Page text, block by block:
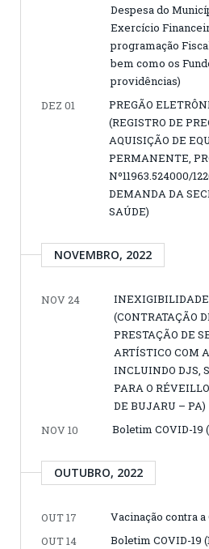
Despesa do
Exercício
programação
bem como os
providências)
DEZ 01
PREGÃO
(REGISTRO DE
AQUISIÇÃO DE
PERMANENTE,
Nº11963.524000/
DEMANDA DA
SAÚDE)
NOVEMBRO, 2022
NOV 24
INEXIGIBILIDADE
(CONTRATAÇÃO
PRESTAÇÃO DE
ARTÍSTICO COM
INCLUINDO DJS,
PARA O
DE BUJARU – PA)
NOV 10
Boletim COVID-19
OUTUBRO, 2022
OUT 17
Vacinação contra a
OUT 14
Boletim COVID-19